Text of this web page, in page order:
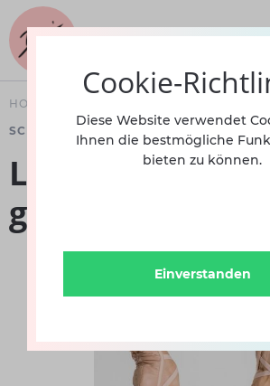
HOME
SCHLÄPPCHEN -LEDER-
geteilte Sole
Cookie-
Diese Website verwendet
Ihnen die bestmögliche
bieten zu können.
Einverstanden